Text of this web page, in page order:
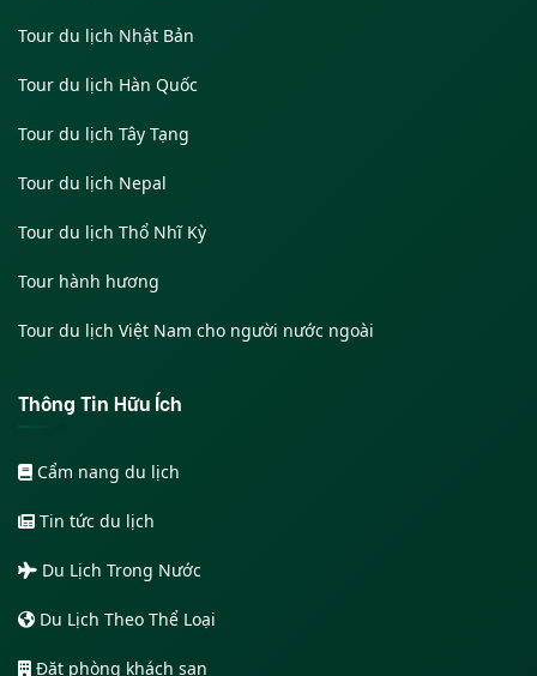
Tour du lịch Nhật Bản
Tour du lịch Hàn Quốc
Tour du lịch Tây Tạng
Tour du lịch Nepal
Tour du lịch Thổ Nhĩ Kỳ
Tour hành hương
Tour du lịch Việt Nam cho người nước ngoài
Thông Tin Hữu Ích
Cẩm nang du lịch
Tin tức du lịch
Du Lịch Trong Nước
Du Lịch Theo Thể Loại
Đặt phòng khách sạn